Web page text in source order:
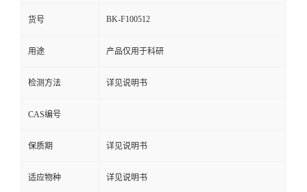
货号 BK-F100512
用途 产品仅用于科研
检测方法 详见说明书
CAS编号
保质期 详见说明书
适应物种 详见说明书